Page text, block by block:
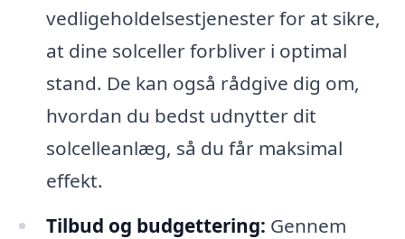
vedligeholdelsestjenester for at sikre,
at dine solceller forbliver i optimal
stand. De kan også rådgive dig om,
hvordan du bedst udnytter dit
solcelleanlæg, så du får maksimal
effekt.
Tilbud og budgettering: Gennem